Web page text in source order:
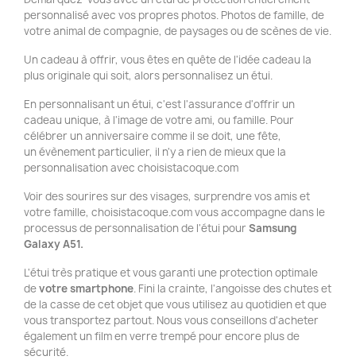
personnalisé avec vos propres photos. Photos de famille, de
votre animal de compagnie, de paysages ou de scènes de vie.
Un cadeau à offrir, vous êtes en quête de l'idée cadeau la
plus originale qui soit, alors personnalisez un étui.
En personnalisant un étui, c'est l'assurance d'offrir un
cadeau unique, à l'image de votre ami, ou famille. Pour
célébrer un anniversaire comme il se doit, une fête,
un évènement particulier, il n'y a rien de mieux que la
personnalisation avec choisistacoque.com
Voir des sourires sur des visages, surprendre vos amis et
votre famille, choisistacoque.com vous accompagne dans le
processus de personnalisation de l'étui pour Samsung
Galaxy A51.
L'étui très pratique et vous garanti une protection optimale
devotre smartphone. Fini la crainte, l'angoisse des chutes et
de la casse de cet objet que vous utilisez au quotidien et que
vous transportez partout. Nous vous conseillons d'acheter
également un film en verre trempé pour encore plus de
sécurité.